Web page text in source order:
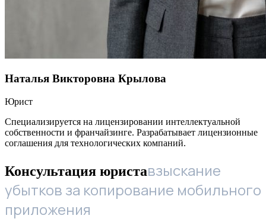
Наталья Викторовна Крылова
Юрист
Специализируется на лицензировании интеллектуальной
собственности и франчайзинге. Разрабатывает лицензионные
соглашения для технологических компаний.
Консультация юриставзыскание
убытков за копирование мобильного
приложения